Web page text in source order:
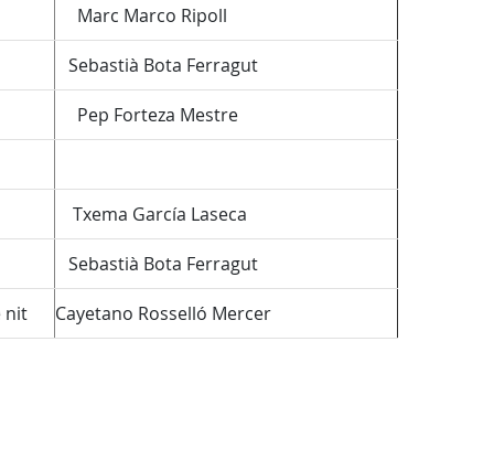
Marc Marco Ripoll
Sebastià Bota Ferragut
Pep Forteza Mestre
Txema García Laseca
Sebastià Bota Ferragut
nit Cayetano Rosselló Mercer